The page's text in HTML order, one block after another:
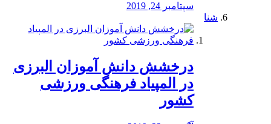
سپتامبر 24, 2019
شنا
درخشش دانش آموزان البرزی
در المپیاد فرهنگی ورزشی
کشور